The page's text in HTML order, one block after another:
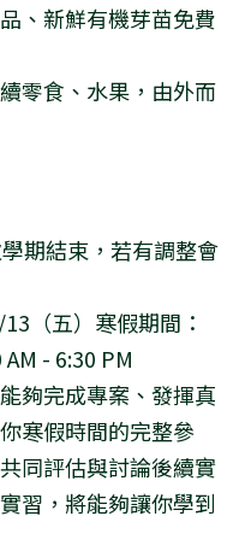
、新鮮有機芽苗免費
零食、水果，由外而
期結束，若有調整會
（五）寒假期間：
- 6:30 PM
夠完成專案、發揮真
寒假時間的完整參
同評估與討論後續實
習，將能夠讓你學到